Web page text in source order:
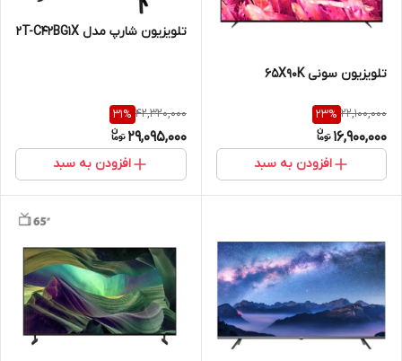
تلویزیون سونی 65X90K
22,100,000
23%
16,900,000
افزودن به سبد
تلویزیون شارپ مدل 2T-C42BG1X
42,320,000
31%
29,095,000
افزودن به سبد